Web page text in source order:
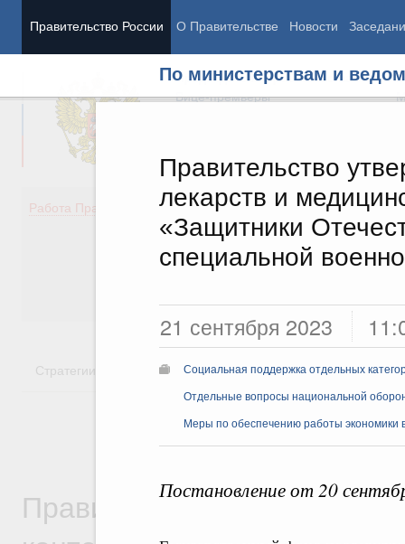
Правительство России О Правительстве Новости
По министерствам и
Правительство
лекарств и
«Защитники
специальной
21 сентября 2023
Социальная поддержка отдельных
Отдельные вопросы национальной
Меры по обеспечению работы экономики
Постановление от 20
Председатель Правительства
Вице-премьеры
Работа Правительства
Демография
Здоровье
Образование
Культура
Государство
Стратегии Государственные программы
Правительственная